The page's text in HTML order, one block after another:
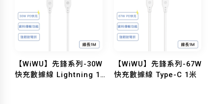
【WiWU】先鋒系列-30W
快充數據線 Lightning 1
【WiWU】先鋒系列-67W
快充數據線 Type-C 1米